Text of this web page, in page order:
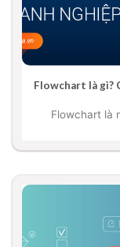
Flowchart là gì?
Flowchart là